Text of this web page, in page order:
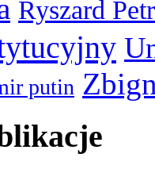
Ryszard
putin